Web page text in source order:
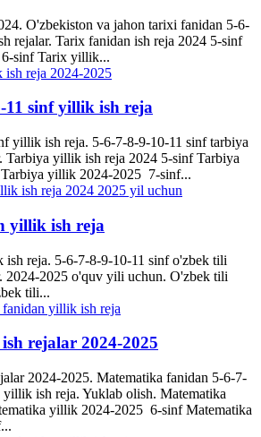
O'zbekiston va jahon tarixi fanidan 5-6-
rejalar. Tarix fanidan ish reja 2024 5-sinf
sinf Tarix yillik...
sinf yillik ish reja
yillik ish reja. 5-6-7-8-9-10-11 sinf tarbiya
Tarbiya yillik ish reja 2024 5-sinf Tarbiya
yillik 2024-2025 7-sinf...
yillik ish reja
reja. 5-6-7-8-9-10-11 sinf o'zbek tili
2024-2025 o'quv yili uchun. O'zbek tili
tili...
rejalar 2024-2025
2024-2025. Matematika fanidan 5-6-7-
ish reja. Yuklab olish. Matematika
yillik 2024-2025 6-sinf Matematika